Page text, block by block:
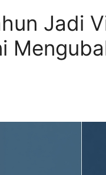
Jadi